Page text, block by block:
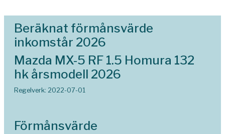
Beräknat förmånsvärde
inkomstår 2026
Mazda MX-5 RF 1.5 Homura 132
hk årsmodell 2026
Regelverk: 2022-07-01
Förmånsvärde